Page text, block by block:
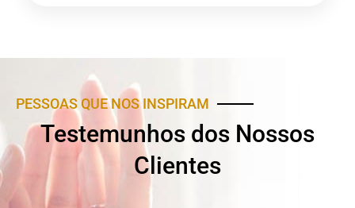
PESSOAS QUE NOS INSPIRAM
Testemunhos dos Nossos
Clientes